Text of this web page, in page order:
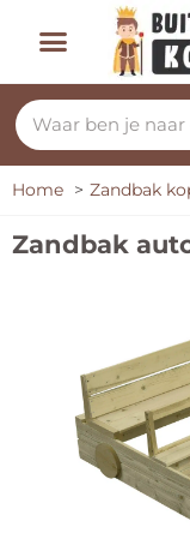
Home Zandbak
Zandbak